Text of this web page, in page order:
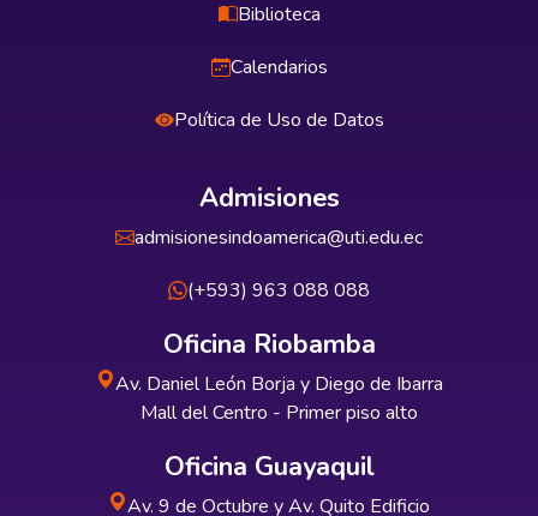
Biblioteca
Calendarios
Política de Uso de Datos
Admisiones
admisionesindoamerica@uti.edu.ec
(+593) 963 088 088
Oficina Riobamba
Av. Daniel León Borja y Diego de Ibarra
Mall del Centro - Primer piso alto
Oficina Guayaquil
Av. 9 de Octubre y Av. Quito Edificio